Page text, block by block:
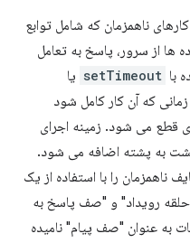
ناهمزمان که شامل توابع
ها از سرور، پاسخ به تعامل
با setTimeout یا
که آن کار کامل شود
قطع می شود. زمینه اجرای
به پشته اضافه می شود.
ناهمزمان را با استفاده از یک
رویداد" و "صف پاسخ به
به عنوان "صف پیام" نامیده